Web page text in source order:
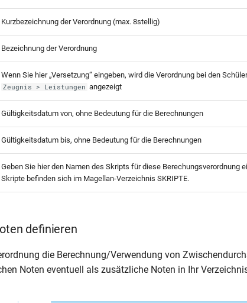
Kurzbezeichnung der Verordnung (max. 8stellig)
Bezeichnung der Verordnung
Wenn Sie hier „Versetzung“ eingeben, wird die Verordnung bei den
Zeugnis > Leistungen angezeigt
Gültigkeitsdatum von, ohne Bedeutung für die Berechnungen
Gültigkeitsdatum bis, ohne Bedeutung für die Berechnungen
Geben Sie hier den Namen des Skripts für diese Berechungsverordnung
Skripte befinden sich im Magellan-Verzeichnis SKRIPTE.
definieren
die Berechnung/Verwendung von
Noten eventuell als zusätzliche Noten in Ihr